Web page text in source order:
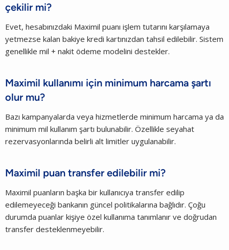
çekilir mi?
Evet, hesabınızdaki Maximil puanı işlem tutarını karşılamaya
yetmezse kalan bakiye kredi kartınızdan tahsil edilebilir. Sistem
genellikle mil + nakit ödeme modelini destekler.
Maximil kullanımı için minimum harcama şartı
olur mu?
Bazı kampanyalarda veya hizmetlerde minimum harcama ya da
minimum mil kullanım şartı bulunabilir. Özellikle seyahat
rezervasyonlarında belirli alt limitler uygulanabilir.
Maximil puan transfer edilebilir mi?
Maximil puanların başka bir kullanıcıya transfer edilip
edilemeyeceği bankanın güncel politikalarına bağlıdır. Çoğu
durumda puanlar kişiye özel kullanıma tanımlanır ve doğrudan
transfer desteklenmeyebilir.